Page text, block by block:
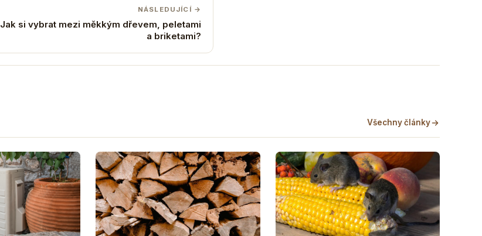
NÁSLEDUJÍCÍ →
Jak si vybrat mezi měkkým dřevem, peletami
a briketami?
Všechny články